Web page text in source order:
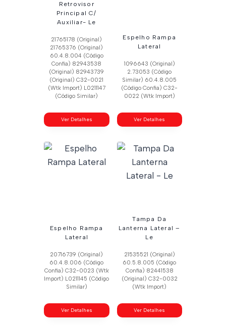
Retrovisor
Principal C/
Auxiliar- Le
21765178 (Original)
21765376 (Original)
60.4.8.004 (Código
Confia) 82943538
(Original) 82943739
(Original) C32-0021
(Wtk Import) L0211147
(Código Similar)
Ver Detalhes
Espelho Rampa
Lateral
1096643 (Original)
2.73053 (Código
Similar) 60.4.8.005
(Código Confia) C32-
0022 (Wtk Import)
Ver Detalhes
Espelho Rampa
Lateral
20716739 (Original)
60.4.8.006 (Código
Confia) C32-0023 (Wtk
Import) L0211145 (Código
Similar)
Ver Detalhes
Tampa Da
Lanterna Lateral –
Le
21535521 (Original)
60.5.8.005 (Código
Confia) 82441538
(Original) C32-0032
(Wtk Import)
Ver Detalhes